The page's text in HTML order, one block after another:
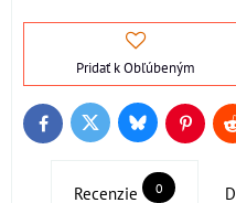
Pridať k Obľúbeným
FacebookTwitter BlueskyPinterest
Recenzie 0